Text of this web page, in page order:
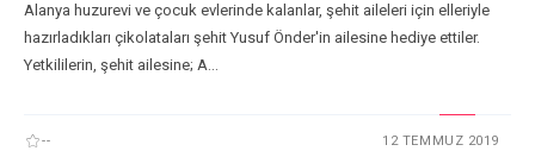
Alanya huzurevi ve çocuk evlerinde kalanlar, şehit aileleri için elleriyle
hazırladıkları çikolataları şehit Yusuf Önder'in ailesine hediye ettiler.
Yetkililerin, şehit ailesine; A...
-- 12 TEMMUZ 2019